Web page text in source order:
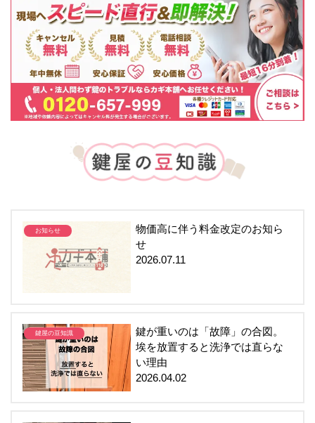
お知らせ
物価高に伴う料金改定のお知ら
せ
2026.07.11
鍵屋の豆知識
鍵が重いのは「故障」の合図。
埃を放置すると洗浄では直らな
い理由
2026.04.02